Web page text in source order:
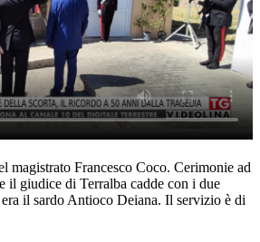
magistrato Francesco Coco. Cerimonie ad
il giudice di Terralba cadde con i due
il sardo Antioco Deiana. Il servizio è di